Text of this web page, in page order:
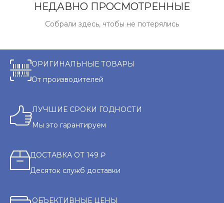
НЕДАВНО ПРОСМОТРЕННЫЕ
Собрали здесь, чтобы не потерялись
ОРИГИНАЛЬНЫЕ ТОВАРЫ
От производителей
ЛУЧШИЕ СРОКИ ГОДНОСТИ
Мы это гарантируем
ДОСТАВКА ОТ 149 ₽
Десяток служб доставки
ОБЪЕКТИВНЫЕ ЦЕНЫ